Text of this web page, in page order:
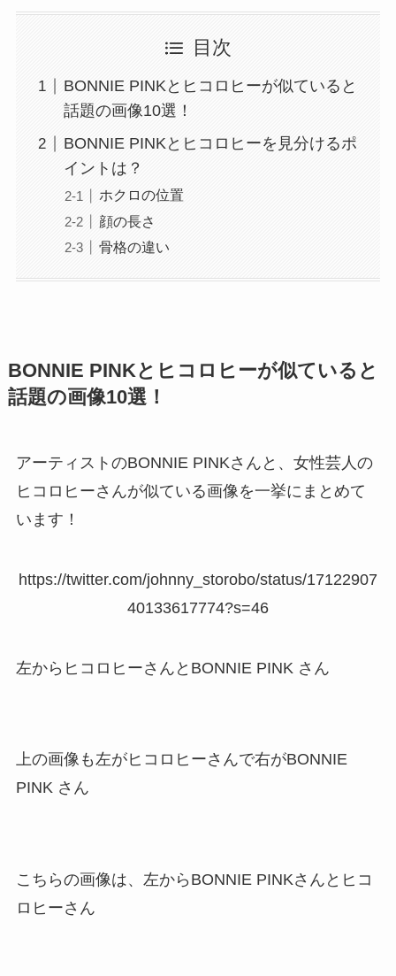
目次
BONNIE PINKとヒコロヒーが似ていると
話題の画像10選！
BONNIE PINKとヒコロヒーを見分けるポ
イントは？
ホクロの位置
顔の長さ
骨格の違い
BONNIE PINKとヒコロヒーが似ていると
話題の画像10選！
アーティストのBONNIE PINKさんと、女性芸人の
ヒコロヒーさんが似ている画像を一挙にまとめて
います！
https://twitter.com/johnny_storobo/status/17122907
40133617774?s=46
左からヒコロヒーさんとBONNIE PINK さん
上の画像も左がヒコロヒーさんで右がBONNIE
PINK さん
こちらの画像は、左からBONNIE PINKさんとヒコ
ロヒーさん